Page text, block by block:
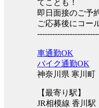
てことも！
即日面接のご予
ご応募後にコー
車通勤OK
バイク通勤OK
神奈川県 寒川町
【最寄り駅】
JR相模線 香川駅